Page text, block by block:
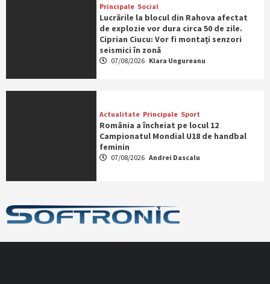
Principale Social
Lucrările la blocul din Rahova afectat
de explozie vor dura circa 50 de zile.
Ciprian Ciucu: Vor fi montați senzori
seismici în zonă
07/08/2026 Klara Ungureanu
Actualitate Principale Sport
România a încheiat pe locul 12
Campionatul Mondial U18 de handbal
feminin
07/08/2026 Andrei Dascalu